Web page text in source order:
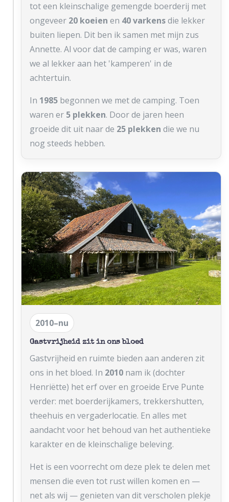
tot een kleinschalige gemengde boerderij met
ongeveer 20 koeien en 40 varkensdie lekker
buiten liepen. Dit ben ik samen met mijn zus
Annette. Al voor dat de camping er was, waren
we al lekker aan het 'kamperen' in de
achtertuin.
In 1985 begonnen we met de camping. Toen
waren er 5 plekken. Door de jaren heen
groeide dit uit naar de 25 plekken die we nu
nog steeds hebben.
2010–nu
Gastvrijheid zit in ons bloed
Gastvrijheid en ruimte bieden aan anderen zit
ons in het bloed. In 2010 nam ik (dochter
Henriëtte) het erf over en groeide Erve Punte
verder: met boerderijkamers, trekkershutten,
theehuis en vergaderlocatie. En alles met
aandacht voor het behoud van het authentieke
karakter en de kleinschalige beleving.
Het is een voorrecht om deze plek te delen met
mensen die even tot rust willen komen en —
net als wij — genieten van dit verscholen plekje